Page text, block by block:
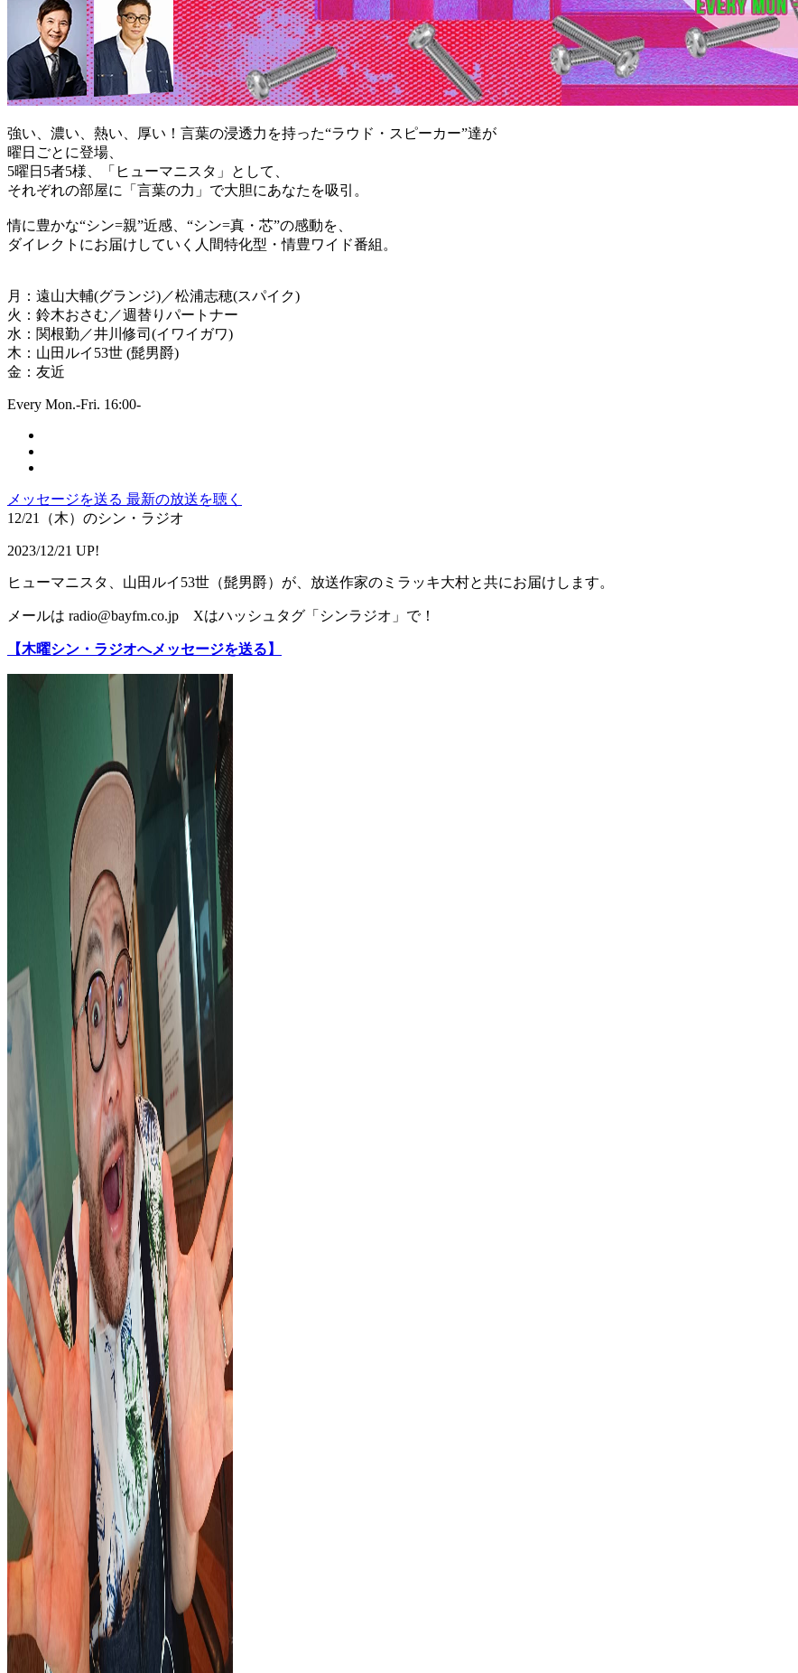
強い、濃い、熱い、厚い！言葉の浸透力を持った“ラウド・スピーカー”達が
曜日ごとに登場、
5曜日5者5様、「ヒューマニスタ」として、
それぞれの部屋に「言葉の力」で大胆にあなたを吸引。
情に豊かな“シン=親”近感、“シン=真・芯”の感動を、
ダイレクトにお届けしていく人間特化型・情豊ワイド番組。
月：遠山大輔(グランジ)／松浦志穂(スパイク)
火：鈴木おさむ／週替りパートナー
水：関根勤／井川修司(イワイガワ)
木：山田ルイ53世 (髭男爵)
金：友近
Every Mon.-Fri. 16:00-
メッセージを送る 最新の放送を聴く
12/21（木）のシン・ラジオ
2023/12/21 UP!
ヒューマニスタ、山田ルイ53世（髭男爵）が、放送作家のミラッキ大村と共にお届けします。
メールは radio@bayfm.co.jp Xはハッシュタグ「シンラジオ」で！
【木曜シン・ラジオへメッセージを送る】